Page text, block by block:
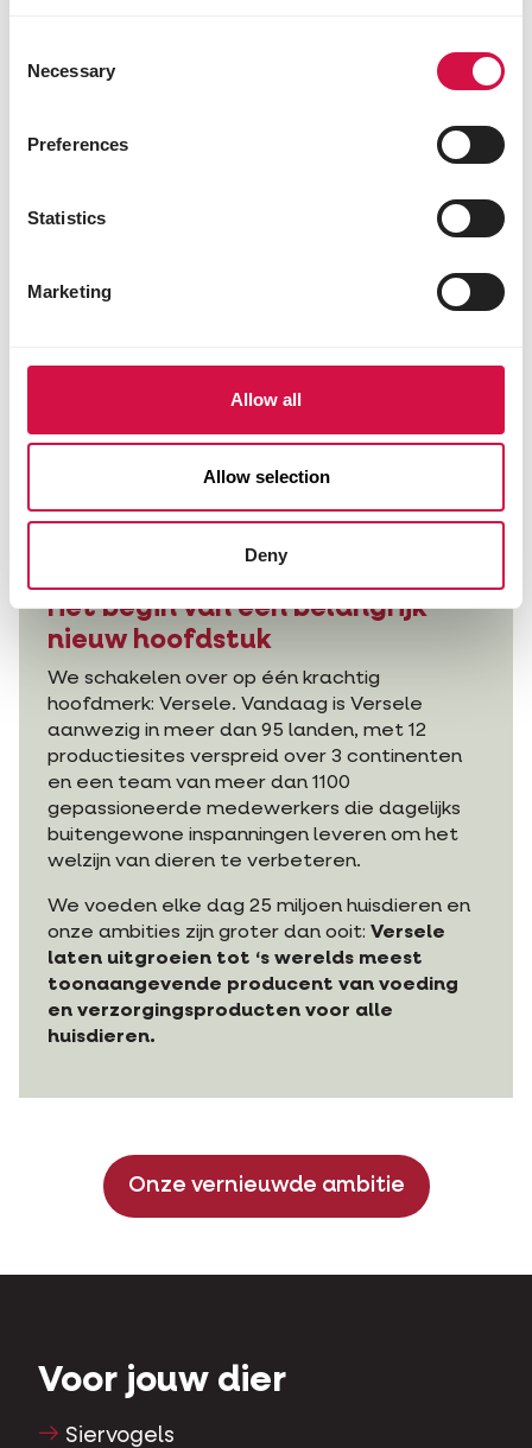
Selection
Necessary
Preferences
Statistics
Marketing
Allow all
Allow selection
Deny
vestigingen in China en de Verenigde Staten,
2018–2025
productievestigingen en strategische
overnames.
Het begin van een belangrijk
nieuw hoofdstuk
We schakelen over op één krachtig
hoofdmerk: Versele. Vandaag is Versele
aanwezig in meer dan 95 landen, met 12
productiesites verspreid over 3 continenten
en een team van meer dan 1100
gepassioneerde medewerkers die dagelijks
buitengewone inspanningen leveren om het
welzijn van dieren te verbeteren.
We voeden elke dag 25 miljoen huisdieren en
onze ambities zijn groter dan ooit: Versele
laten uitgroeien tot ‘s werelds meest
toonaangevende producent van voeding
en verzorgingsproducten voor alle
huisdieren.
Onze vernieuwde ambitie
Voor jouw dier
Siervogels